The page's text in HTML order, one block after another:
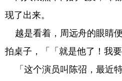
现了出来。
越是看着，周远舟的眼睛
拍桌子，「「就是他了！我
「这个演员叫陈弨，最近